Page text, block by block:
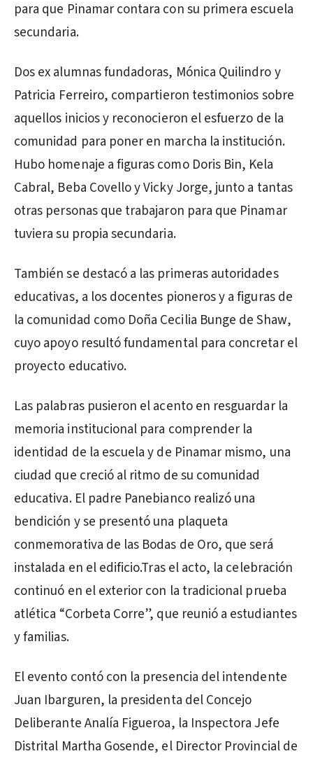
para que Pinamar contara con su primera escuela
secundaria.
Dos ex alumnas fundadoras, Mónica Quilindro y
Patricia Ferreiro, compartieron testimonios sobre
aquellos inicios y reconocieron el esfuerzo de la
comunidad para poner en marcha la institución.
Hubo homenaje a figuras como Doris Bin, Kela
Cabral, Beba Covello y Vicky Jorge, junto a tantas
otras personas que trabajaron para que Pinamar
tuviera su propia secundaria.
También se destacó a las primeras autoridades
educativas, a los docentes pioneros y a figuras de
la comunidad como Doña Cecilia Bunge de Shaw,
cuyo apoyo resultó fundamental para concretar el
proyecto educativo.
Las palabras pusieron el acento en resguardar la
memoria institucional para comprender la
identidad de la escuela y de Pinamar mismo, una
ciudad que creció al ritmo de su comunidad
educativa. El padre Panebianco realizó una
bendición y se presentó una plaqueta
conmemorativa de las Bodas de Oro, que será
instalada en el edificio.Tras el acto, la celebración
continuó en el exterior con la tradicional prueba
atlética “Corbeta Corre”, que reunió a estudiantes
y familias.
El evento contó con la presencia del intendente
Juan Ibarguren, la presidenta del Concejo
Deliberante Analía Figueroa, la Inspectora Jefe
Distrital Martha Gosende, el Director Provincial de